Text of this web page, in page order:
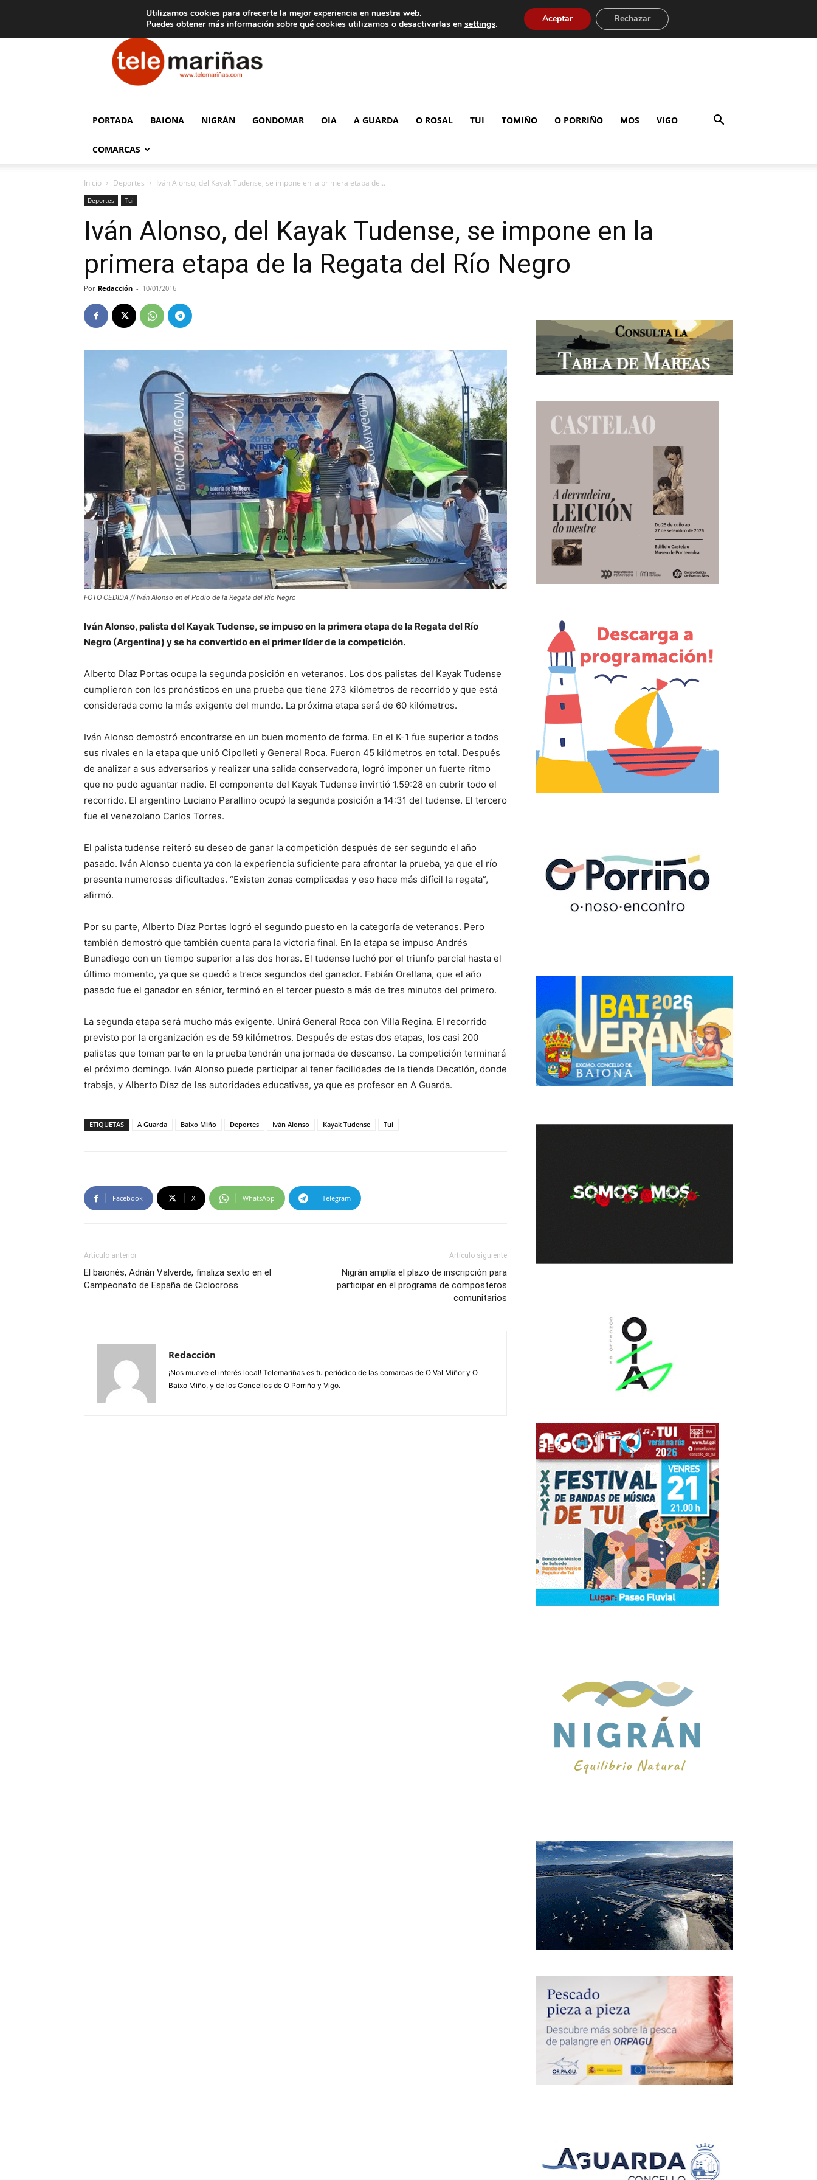
Aviso legal Tarifas de publicidad
Telemariñas
PORTADA BAIONA NIGRÁN GONDOMAR OIA A GUARDA O ROSAL TUI TOMIÑO O PORRIÑO MOS VIGO
COMARCAS
Inicio Deportes Iván Alonso, del Kayak Tudense, se impone en la primera etapa de...
Deportes Tui
Iván Alonso, del Kayak Tudense, se impone en la
primera etapa de la Regata del Río Negro
Por Redacción - 10/01/2016
FOTO CEDIDA // Iván Alonso en el Podio de la Regata del Río Negro
Iván Alonso, palista del Kayak Tudense, se impuso en la primera etapa de la Regata del Río
Negro (Argentina) y se ha convertido en el primer líder de la competición.
Alberto Díaz Portas ocupa la segunda posición en veteranos. Los dos palistas del Kayak Tudense
cumplieron con los pronósticos en una prueba que tiene 273 kilómetros de recorrido y que está
considerada como la más exigente del mundo. La próxima etapa será de 60 kilómetros.
Iván Alonso demostró encontrarse en un buen momento de forma. En el K-1 fue superior a todos
sus rivales en la etapa que unió Cipolleti y General Roca. Fueron 45 kilómetros en total. Después
de analizar a sus adversarios y realizar una salida conservadora, logró imponer un fuerte ritmo
que no pudo aguantar nadie. El componente del Kayak Tudense invirtió 1.59:28 en cubrir todo el
recorrido. El argentino Luciano Parallino ocupó la segunda posición a 14:31 del tudense. El tercero
fue el venezolano Carlos Torres.
El palista tudense reiteró su deseo de ganar la competición después de ser segundo el año
pasado. Iván Alonso cuenta ya con la experiencia suficiente para afrontar la prueba, ya que el río
presenta numerosas dificultades. “Existen zonas complicadas y eso hace más difícil la regata”,
afirmó.
Por su parte, Alberto Díaz Portas logró el segundo puesto en la categoría de veteranos. Pero
también demostró que también cuenta para la victoria final. En la etapa se impuso Andrés
Bunadiego con un tiempo superior a las dos horas. El tudense luchó por el triunfo parcial hasta el
último momento, ya que se quedó a trece segundos del ganador. Fabián Orellana, que el año
pasado fue el ganador en sénior, terminó en el tercer puesto a más de tres minutos del primero.
La segunda etapa será mucho más exigente. Unirá General Roca con Villa Regina. El recorrido
previsto por la organización es de 59 kilómetros. Después de estas dos etapas, los casi 200
palistas que toman parte en la prueba tendrán una jornada de descanso. La competición terminará
el próximo domingo. Iván Alonso puede participar al tener facilidades de la tienda Decatlón, donde
trabaja, y Alberto Díaz de las autoridades educativas, ya que es profesor en A Guarda.
ETIQUETAS A Guarda Baixo Miño Deportes Iván Alonso Kayak Tudense Tui
Facebook X WhatsApp Telegram
Artículo anterior
El baionés, Adrián Valverde, finaliza sexto en el
Campeonato de España de Ciclocross
Artículo siguiente
Nigrán amplía el plazo de inscripción para
participar en el programa de composteros
comunitarios
Redacción
¡Nos mueve el interés local! Telemariñas es tu periódico de las comarcas de O Val Miñor y O
Baixo Miño, y de los Concellos de O Porriño y Vigo.
Utilizamos cookies para ofrecerte la mejor experiencia en nuestra web.
Puedes obtener más información sobre qué cookies utilizamos o desactivarlas en settings. Aceptar Rechazar